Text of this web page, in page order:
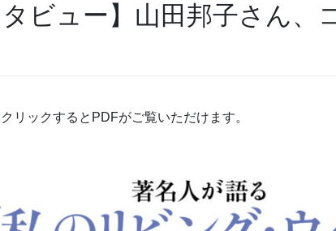
タビュー】山田邦子さん、
リックするとPDFがご覧いただけます。